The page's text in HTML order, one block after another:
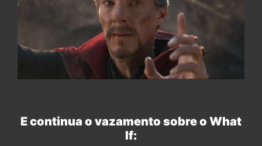
E continua o vazamento sobre o What
If: